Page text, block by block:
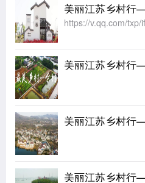
美丽江苏乡村行